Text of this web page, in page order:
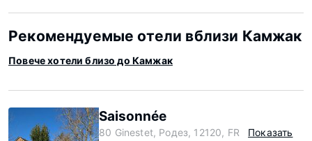
Рекомендуемые отели вблизи Камжак
Повече хотели близо до Камжак
Saisonnée
80 Ginestet, Родез, 12120, FR
Показать